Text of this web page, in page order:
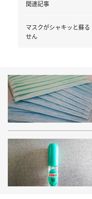
関連記事
マスクがシャキッと蘇
せん